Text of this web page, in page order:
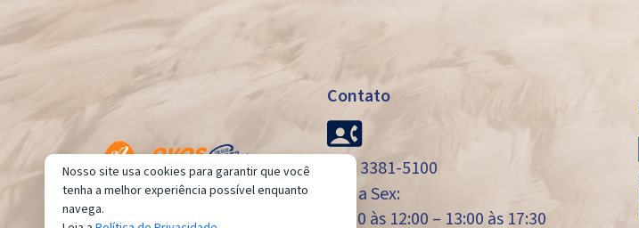
Contato
(47) 3381-5100
Seg a Sex:
08:00 às 12:00 – 13:00 às 17:30
Nosso site usa cookies para garantir que você
tenha a melhor experiência possível enquanto
navega.